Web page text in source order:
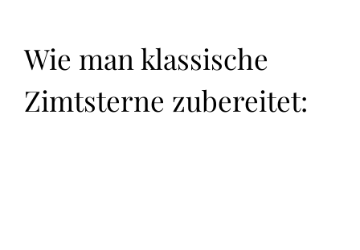
Wie man klassische
Zimtsterne zubereitet: